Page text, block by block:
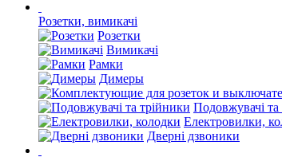
Розетки, вимикачі
Розетки
Вимикачі
Рамки
Димеры
Подовжувачі та
Електровилки,
Дверні дзвоники